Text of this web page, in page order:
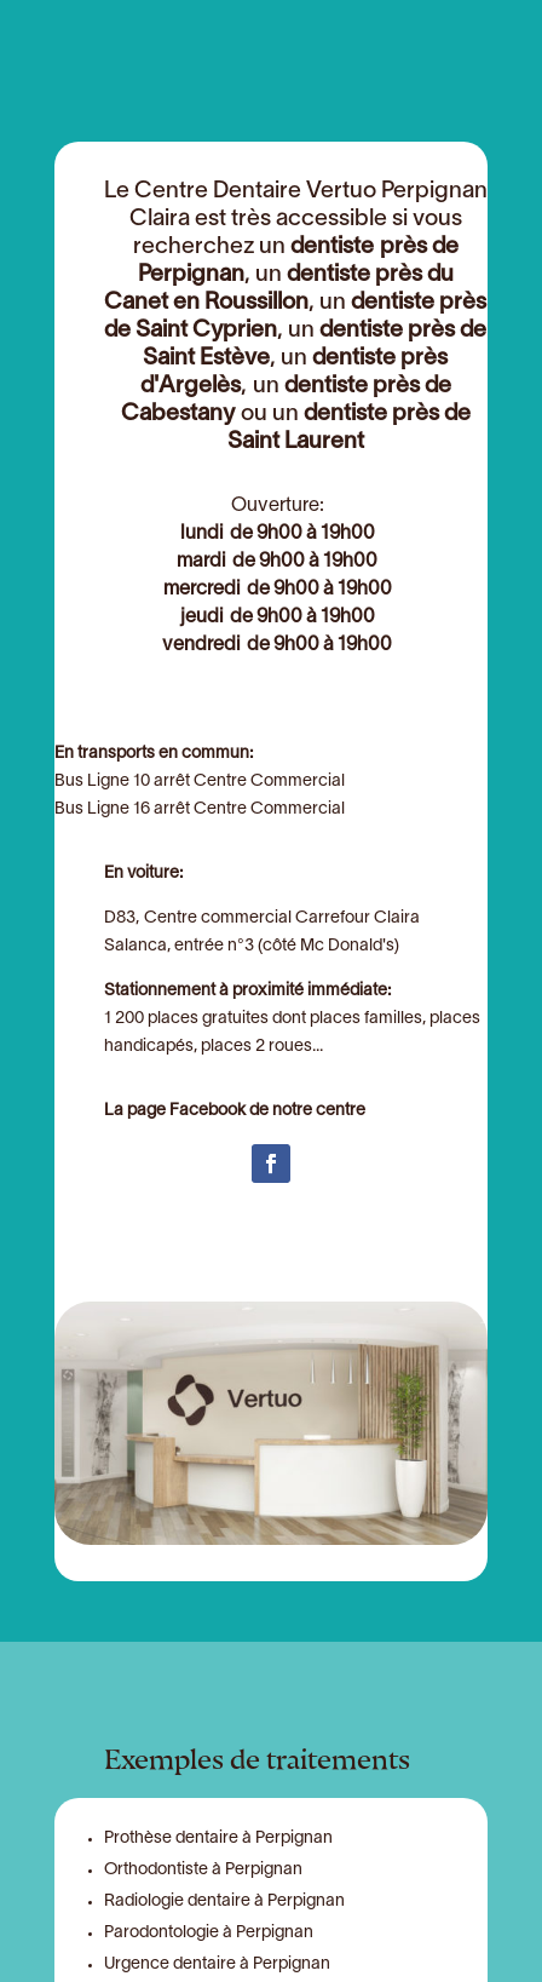
Le Centre Dentaire Vertuo Perpignan
Claira est très accessible si vous
recherchez un dentiste près de
Perpignan, un dentiste près du
Canet en Roussillon, undentiste près
de Saint Cyprien, undentiste près de
Saint Estève, undentiste près
d'Argelès, un dentiste près de
Cabestany ou un dentiste près de
Saint Laurent
Ouverture:
lundi de 9h00 à 19h00
mardi de 9h00 à 19h00
mercredi de 9h00 à 19h00
jeudi de 9h00 à 19h00
vendredi de 9h00 à 19h00
En transports en commun:
Bus Ligne 10 arrêt Centre Commercial
Bus Ligne 16 arrêt Centre Commercial
En voiture:
D83, Centre commercial Carrefour Claira
Salanca, entrée n°3 (côté Mc Donald's)
Stationnement à proximité immédiate:
1 200 places gratuites dont places familles, places
handicapés, places 2 roues...
La page Facebook de notre centre
Exemples de traitements
Prothèse dentaire à Perpignan
Orthodontiste à Perpignan
Radiologie dentaire à Perpignan
Parodontologie à Perpignan
Urgence dentaire à Perpignan